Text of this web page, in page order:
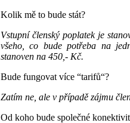
Kolik mě to bude stát?
Vstupní členský poplatek je
všeho, co bude potřeba na
stanoven na 450,- Kč.
Bude fungovat více “tarifů“?
Zatím ne, ale v případě zájmu
Od koho bude společné